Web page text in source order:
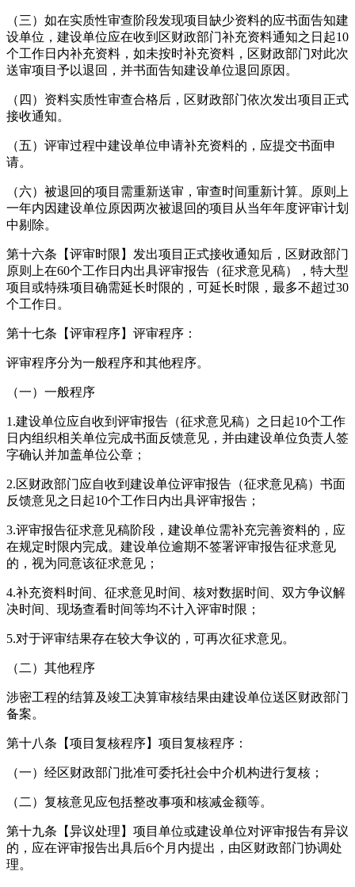
（三）如在实质性审查阶段发现项目缺少资料的应书面告知建
设单位，建设单位应在收到区财政部门补充资料通知之日起10
个工作日内补充资料，如未按时补充资料，区财政部门对此次
送审项目予以退回，并书面告知建设单位退回原因。
（四）资料实质性审查合格后，区财政部门依次发出项目正式
接收通知。
（五）评审过程中建设单位申请补充资料的，应提交书面申
请。
（六）被退回的项目需重新送审，审查时间重新计算。原则上
一年内因建设单位原因两次被退回的项目从当年年度评审计划
中剔除。
第十六条【评审时限】发出项目正式接收通知后，区财政部门
原则上在60个工作日内出具评审报告（征求意见稿），特大型
项目或特殊项目确需延长时限的，可延长时限，最多不超过30
个工作日。
第十七条【评审程序】评审程序：
评审程序分为一般程序和其他程序。
（一）一般程序
1.建设单位应自收到评审报告（征求意见稿）之日起10个工作
日内组织相关单位完成书面反馈意见，并由建设单位负责人签
字确认并加盖单位公章；
2.区财政部门应自收到建设单位评审报告（征求意见稿）书面
反馈意见之日起10个工作日内出具评审报告；
3.评审报告征求意见稿阶段，建设单位需补充完善资料的，应
在规定时限内完成。建设单位逾期不签署评审报告征求意见
的，视为同意该征求意见；
4.补充资料时间、征求意见时间、核对数据时间、双方争议解
决时间、现场查看时间等均不计入评审时限；
5.对于评审结果存在较大争议的，可再次征求意见。
（二）其他程序
涉密工程的结算及竣工决算审核结果由建设单位送区财政部门
备案。
第十八条【项目复核程序】项目复核程序：
（一）经区财政部门批准可委托社会中介机构进行复核；
（二）复核意见应包括整改事项和核减金额等。
第十九条【异议处理】项目单位或建设单位对评审报告有异议
的，应在评审报告出具后6个月内提出，由区财政部门协调处
理。